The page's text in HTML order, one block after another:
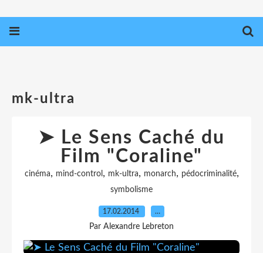
mk-ultra
➤ Le Sens Caché du
Film "Coraline"
cinéma, mind-control, mk-ultra, monarch, pédocriminalité,
symbolisme
17.02.2014 …
Par Alexandre Lebreton